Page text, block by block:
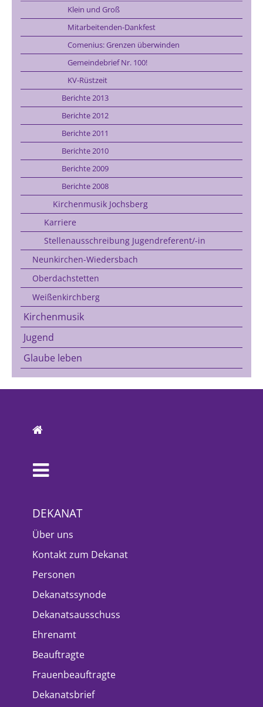
Klein und Groß
Mitarbeitenden-Dankfest
Comenius: Grenzen überwinden
Gemeindebrief Nr. 100!
KV-Rüstzeit
Berichte 2013
Berichte 2012
Berichte 2011
Berichte 2010
Berichte 2009
Berichte 2008
Kirchenmusik Jochsberg
Karriere
Stellenausschreibung Jugendreferent/-in
Neunkirchen-Wiedersbach
Oberdachstetten
Weißenkirchberg
Kirchenmusik
Jugend
Glaube leben
DEKANAT
Über uns
Kontakt zum Dekanat
Personen
Dekanatssynode
Dekanatsausschuss
Ehrenamt
Beauftragte
Frauenbeauftragte
Dekanatsbrief